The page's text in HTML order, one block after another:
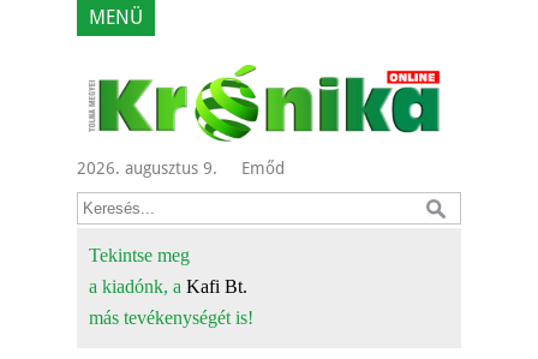
MENÜ
2026. augusztus 9. Emőd
Tekintse meg
a kiadónk, a Kafi Bt.
más tevékenységét is!